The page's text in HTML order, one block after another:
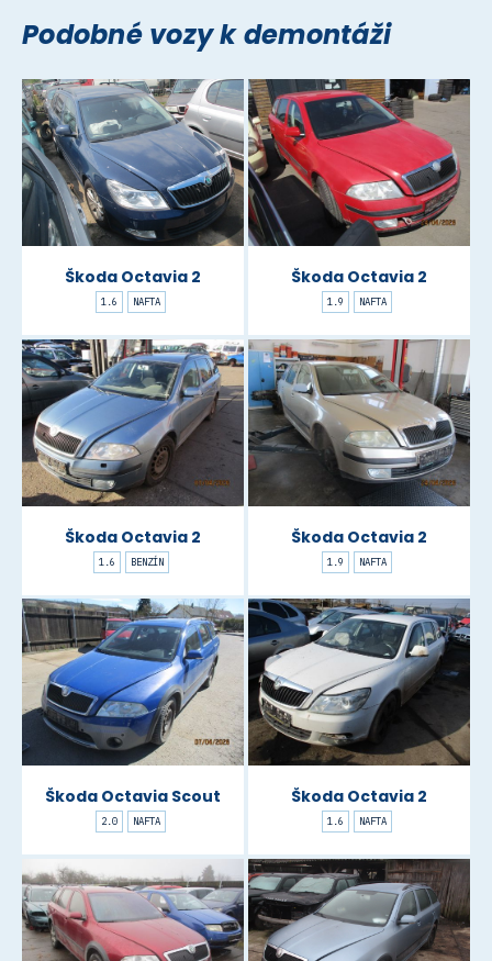
Podobné vozy k demontáži
Škoda Octavia 2
1.6 NAFTA
Škoda Octavia 2
1.9 NAFTA
Škoda Octavia 2
1.6 BENZÍN
Škoda Octavia 2
1.9 NAFTA
Škoda Octavia Scout
2.0 NAFTA
Škoda Octavia 2
1.6 NAFTA